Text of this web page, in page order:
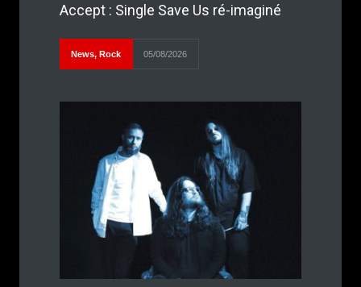
Accept : Single Save Us ré-imaginé
News, Rock 05/08/2026